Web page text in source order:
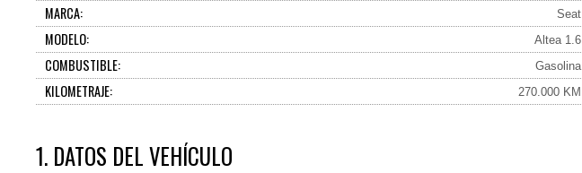
MARCA: Seat
MODELO: Altea 1.6
COMBUSTIBLE: Gasolina
KILOMETRAJE: 270.000 KM
1. DATOS DEL VEHÍCULO